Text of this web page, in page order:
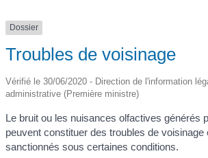
Dossier
Troubles de voisinage
Vérifié le 30/06/2020 - Direction de l'information
administrative (Première ministre)
Le bruit ou les nuisances olfactives générés
peuvent constituer des troubles de voisinage
sanctionnés sous certaines conditions.